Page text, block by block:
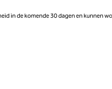
in de komende 30 dagen en kunnen